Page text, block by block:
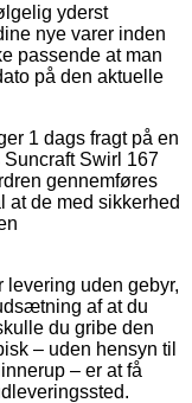
yderst
nye varer inden
passende at man
på den aktuelle
1 dags fragt på en
Swirl 167
gennemføres
at de med sikkerhed
levering uden gebyr,
af at du
du gribe den
– uden hensyn til
– er at få